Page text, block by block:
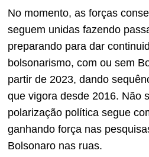
No momento, as forças
seguem unidas fazendo
preparando para dar
bolsonarismo, com ou sem
partir de 2023, dando
que vigora desde 2016. Não
polarização política segue
ganhando força nas
Bolsonaro nas ruas.